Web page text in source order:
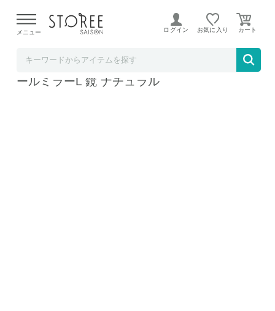
よる配送遅延が発生しております。
メニュー ログイン お気に入り
ProLogue プロローグ 八角形 スタンド＆ウォ
ールミラーL 鏡 ナチュラル